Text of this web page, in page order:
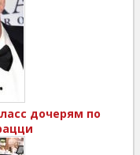
дочерям по